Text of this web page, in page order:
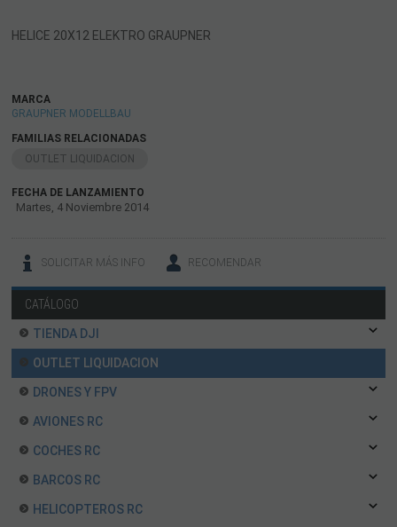
HELICE 20X12 ELEKTRO GRAUPNER
MARCA
GRAUPNER MODELLBAU
FAMILIAS RELACIONADAS
OUTLET LIQUIDACION
FECHA DE LANZAMIENTO
Martes, 4 Noviembre 2014
SOLICITAR MÁS INFO RECOMENDAR
CATÁLOGO
TIENDA DJI
OUTLET LIQUIDACION
DRONES Y FPV
AVIONES RC
COCHES RC
BARCOS RC
HELICOPTEROS RC